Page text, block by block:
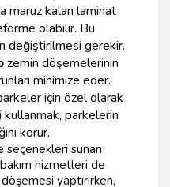
maruz kalan laminat
olabilir. Bu
değiştirilmesi gerekir.
zemin döşemelerinin
minimize eder.
için özel olarak
parkelerin
korur.
seçenekleri sunan
hizmetleri de
yaptırırken,